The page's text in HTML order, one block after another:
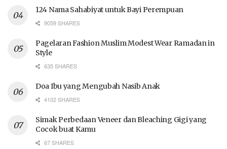
124 Nama Sahabiyat untuk Bayi Perempuan
9059 SHARES
Pagelaran Fashion Muslim Modest Wear Ramadan in
Style
635 SHARES
Doa Ibu yang Mengubah Nasib Anak
4102 SHARES
Simak Perbedaan Veneer dan Bleaching Gigi yang
Cocok buat Kamu
67 SHARES